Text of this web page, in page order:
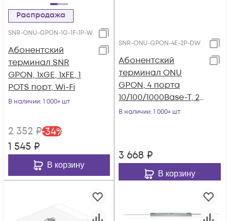
Распродажа
SNR-ONU-GPON-1G-1F-1P-W
Абонентский
терминал SNR
GPON, 1xGE, 1xFE, 1
POTS порт, Wi-Fi
В наличии: 1 000+ шт
2 352 ₽-34%
1 545 ₽
В корзину
SNR-ONU-GPON-4E-2P-DW
Абонентский
терминал ONU
GPON, 4 порта
10/100/1000Base-T, 2
порта POTS, WiFi
В наличии: 1 000+ шт
3 668 ₽
В корзину